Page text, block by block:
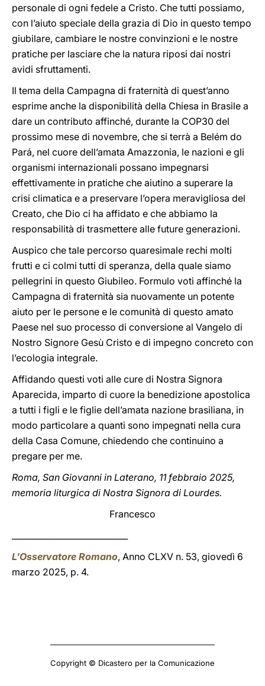
personale di ogni fedele a Cristo. Che tutti possiamo,
con l’aiuto speciale della grazia di Dio in questo tempo
giubilare, cambiare le nostre convinzioni e le nostre
pratiche per lasciare che la natura riposi dai nostri
avidi sfruttamenti.
Il tema della Campagna di fraternità di quest’anno
esprime anche la disponibilità della Chiesa in Brasile a
dare un contributo affinché, durante la COP30 del
prossimo mese di novembre, che si terrà a Belém do
Pará, nel cuore dell’amata Amazzonia, le nazioni e gli
organismi internazionali possano impegnarsi
effettivamente in pratiche che aiutino a superare la
crisi climatica e a preservare l’opera meravigliosa del
Creato, che Dio ci ha affidato e che abbiamo la
responsabilità di trasmettere alle future generazioni.
Auspico che tale percorso quaresimale rechi molti
frutti e ci colmi tutti di speranza, della quale siamo
pellegrini in questo Giubileo. Formulo voti affinché la
Campagna di fraternità sia nuovamente un potente
aiuto per le persone e le comunità di questo amato
Paese nel suo processo di conversione al Vangelo di
Nostro Signore Gesù Cristo e di impegno concreto con
l’ecologia integrale.
Affidando questi voti alle cure di Nostra Signora
Aparecida, imparto di cuore la benedizione apostolica
a tutti i figli e le figlie dell’amata nazione brasiliana, in
modo particolare a quanti sono impegnati nella cura
della Casa Comune, chiedendo che continuino a
pregare per me.
Roma, San Giovanni in Laterano, 11 febbraio 2025,
memoria liturgica di Nostra Signora di Lourdes.
Francesco
L'Osservatore Romano, Anno CLXV n. 53, giovedì 6
marzo 2025, p. 4.
Copyright © Dicastero per la Comunicazione